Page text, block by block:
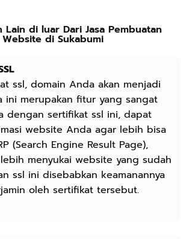
Lain di luar Dari Jasa Pembuatan
Website di Sukabumi
ssl, domain Anda akan menjadi
ini merupakan fitur yang sangat
dengan sertifikat ssl ini, dapat
website Anda agar lebih bisa
(Search Engine Result Page),
menyukai website yang sudah
ssl ini disebabkan keamanannya
oleh sertifikat tersebut.